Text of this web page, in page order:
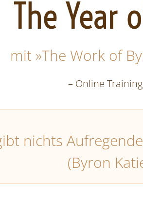
The Year
mit »The Work of
– Online
nichts
(Byron